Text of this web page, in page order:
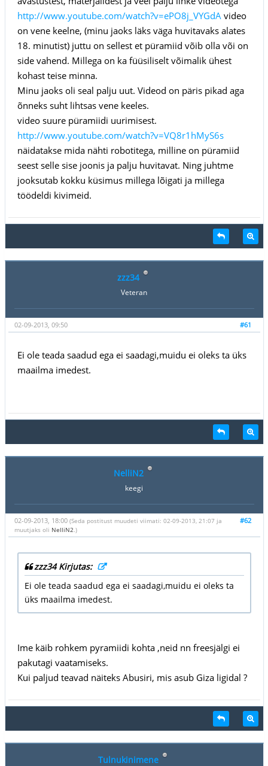
http://www.youtube.com/watch?v=ePO8j_VYGdA video
on vene keelne, (minu jaoks läks väga huvitavaks alates
18. minutist) juttu on sellest et püramiid võib olla või on
side vahend. Millega on ka füüsiliselt võimalik ühest
kohast teise minna.
Minu jaoks oli seal palju uut. Videod on päris pikad aga
õnneks suht lihtsas vene keeles.
video suure püramiidi uurimisest.
http://www.youtube.com/watch?v=VQ8r1hMyS6s
näidatakse mida nähti robotitega, milline on püramiid
seest selle sise joonis ja palju huvitavat. Ning juhtme
jooksutab kokku küsimus millega lõigati ja millega
töödeldi kivimeid.
zzz34
Veteran
#61
02-09-2013, 09:50
Ei ole teada saadud ega ei saadagi,muidu ei oleks ta üks
maailma imedest.
NelliN2
keegi
#62
02-09-2013, 18:00 (Seda postitust muudeti viimati: 02-09-2013, 21:07 ja
muutjaks oli NelliN2 .)
zzz34 Kirjutas:
Ei ole teada saadud ega ei saadagi,muidu ei oleks ta
üks maailma imedest.
Ime käib rohkem pyramiidi kohta ,neid nn freesjälgi ei
pakutagi vaatamiseks.
Kui paljud teavad näiteks Abusiri, mis asub Giza ligidal ?
Tulnukinimene